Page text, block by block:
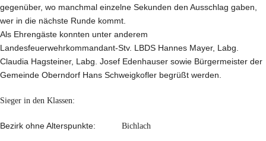
gegenüber, wo manchmal einzelne Sekunden den Ausschlag gaben,
wer in die nächste Runde kommt.
Als Ehrengäste konnten unter anderem
Landesfeuerwehrkommandant-Stv. LBDS Hannes Mayer, Labg.
Claudia Hagsteiner, Labg. Josef Edenhauser sowie Bürgermeister der
Gemeinde Oberndorf Hans Schweigkofler begrüßt werden.
Sieger in den Klassen:
Bezirk ohne Alterspunkte: Bichlach